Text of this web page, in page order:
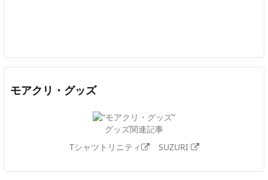
モアクリ・グッズ
グッズ関連記事
Tシャツトリニティ
SUZURI